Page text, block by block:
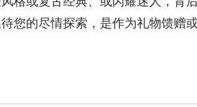
您的尽情探索，是作为礼物馈赠